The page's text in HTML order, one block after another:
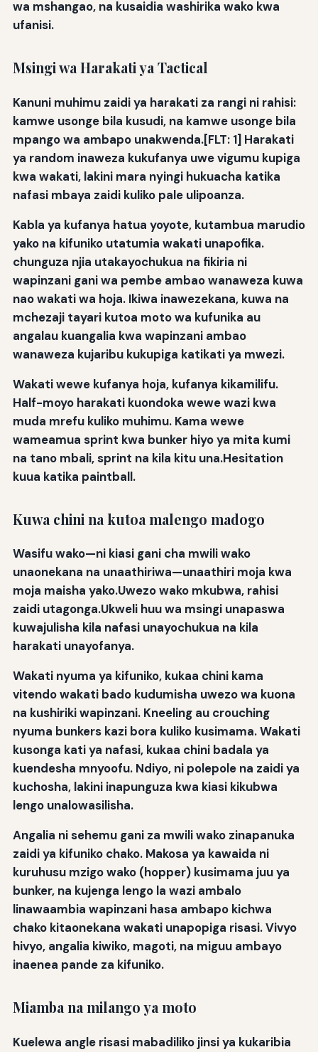
wa mshangao, na kusaidia washirika wako kwa
ufanisi.
Msingi wa Harakati ya Tactical
Kanuni muhimu zaidi ya harakati za rangi ni rahisi:
kamwe usonge bila kusudi, na kamwe usonge bila
mpango wa ambapo unakwenda.[FLT: 1] Harakati
ya random inaweza kukufanya uwe vigumu kupiga
kwa wakati, lakini mara nyingi hukuacha katika
nafasi mbaya zaidi kuliko pale ulipoanza.
Kabla ya kufanya hatua yoyote, kutambua marudio
yako na kifuniko utatumia wakati unapofika.
chunguza njia utakayochukua na fikiria ni
wapinzani gani wa pembe ambao wanaweza kuwa
nao wakati wa hoja. Ikiwa inawezekana, kuwa na
mchezaji tayari kutoa moto wa kufunika au
angalau kuangalia kwa wapinzani ambao
wanaweza kujaribu kukupiga katikati ya mwezi.
Wakati wewe kufanya hoja, kufanya kikamilifu.
Half-moyo harakati kuondoka wewe wazi kwa
muda mrefu kuliko muhimu. Kama wewe
wameamua sprint kwa bunker hiyo ya mita kumi
na tano mbali, sprint na kila kitu una.Hesitation
kuua katika paintball.
Kuwa chini na kutoa malengo madogo
Wasifu wako—ni kiasi gani cha mwili wako
unaonekana na unaathiriwa—unaathiri moja kwa
moja maisha yako.Uwezo wako mkubwa, rahisi
zaidi utagonga.Ukweli huu wa msingi unapaswa
kuwajulisha kila nafasi unayochukua na kila
harakati unayofanya.
Wakati nyuma ya kifuniko, kukaa chini kama
vitendo wakati bado kudumisha uwezo wa kuona
na kushiriki wapinzani. Kneeling au crouching
nyuma bunkers kazi bora kuliko kusimama. Wakati
kusonga kati ya nafasi, kukaa chini badala ya
kuendesha mnyoofu. Ndiyo, ni polepole na zaidi ya
kuchosha, lakini inapunguza kwa kiasi kikubwa
lengo unalowasilisha.
Angalia ni sehemu gani za mwili wako zinapanuka
zaidi ya kifuniko chako. Makosa ya kawaida ni
kuruhusu mzigo wako (hopper) kusimama juu ya
bunker, na kujenga lengo la wazi ambalo
linawaambia wapinzani hasa ambapo kichwa
chako kitaonekana wakati unapopiga risasi. Vivyo
hivyo, angalia kiwiko, magoti, na miguu ambayo
inaenea pande za kifuniko.
Miamba na milango ya moto
Kuelewa angle risasi mabadiliko jinsi ya kukaribia